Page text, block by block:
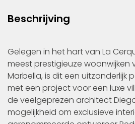
Beschrijving
Gelegen in het hart van La
meest prestigieuze woonwijken
Marbella, is dit een uitzonderlijk
met een project voor een luxe
de veelgeprezen architect
mogelijkheid om exclusieve